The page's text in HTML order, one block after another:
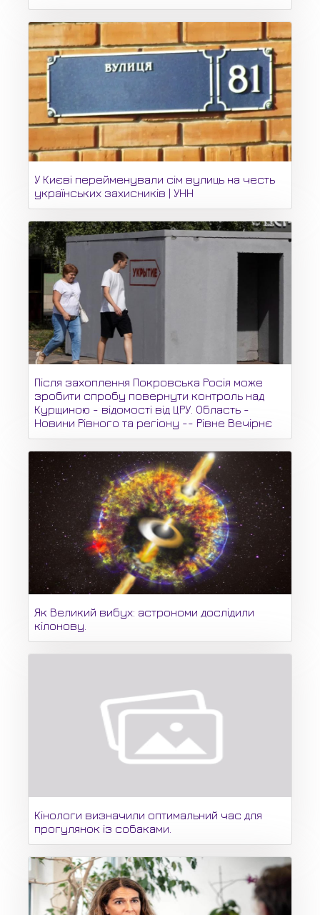
У Києві перейменували сім вулиць на честь
українських захисників | УНН
Після захоплення Покровська Росія може
зробити спробу повернути контроль над
Курщиною - відомості від ЦРУ. Область -
Новини Рівного та регіону -- Рівне Вечірнє
Як Великий вибух: астрономи дослідили
кілонову.
Кінологи визначили оптимальний час для
прогулянок із собаками.